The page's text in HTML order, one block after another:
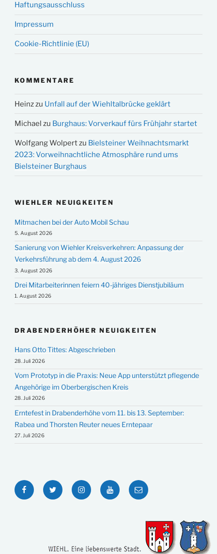
Haftungsausschluss
Impressum
Cookie-Richtlinie (EU)
KOMMENTARE
Heinzzu Unfall auf der Wiehltalbrücke geklärt
Michael zu Burghaus: Vorverkauf fürs Frühjahr startet
Wolfgang Wolpertzu Bielsteiner Weihnachtsmarkt
2023: Vorweihnachtliche Atmosphäre rund ums
Bielsteiner Burghaus
WIEHLER NEUIGKEITEN
Mitmachen bei der Auto Mobil Schau
5. August 2026
Sanierung von Wiehler Kreisverkehren: Anpassung der
Verkehrsführung ab dem 4. August 2026
3. August 2026
Drei Mitarbeiterinnen feiern 40-jähriges Dienstjubiläum
1. August 2026
DRABENDERHÖHER NEUIGKEITEN
Hans Otto Tittes: Abgeschrieben
28. Juli 2026
Vom Prototyp in die Praxis: Neue App unterstützt pflegende
Angehörige im Oberbergischen Kreis
28. Juli 2026
Erntefest in Drabenderhöhe vom 11. bis 13. September:
Rabea und Thorsten Reuter neues Erntepaar
27. Juli 2026
FacebookTwitter InstagramYouTubeE-
Mail